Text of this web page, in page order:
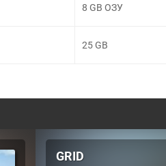
8 GB ОЗУ
25 GB
GRID